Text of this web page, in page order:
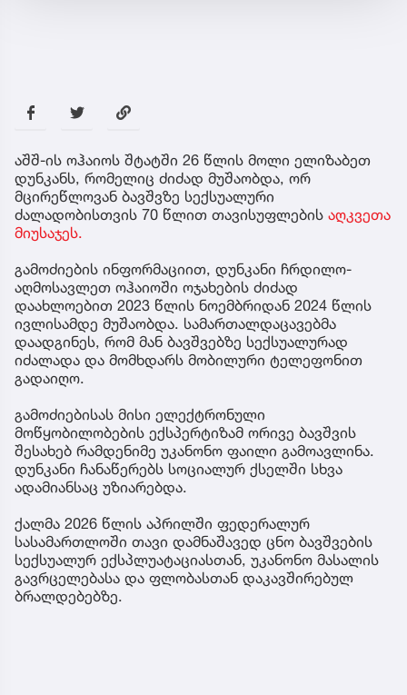
აშშ-ის ოჰაიოს შტატში 26 წლის მოლი ელიზაბეთ
დუნკანს, რომელიც ძიძად მუშაობდა, ორ
მცირეწლოვან ბავშვზე სექსუალური
ძალადობისთვის 70 წლით თავისუფლების აღკვეთა
მიუსაჯეს.
გამოძიების ინფორმაციით, დუნკანი ჩრდილო-
აღმოსავლეთ ოჰაიოში ოჯახების ძიძად
დაახლოებით 2023 წლის ნოემბრიდან 2024 წლის
ივლისამდე მუშაობდა. სამართალდაცავებმა
დაადგინეს, რომ მან ბავშვებზე სექსუალურად
იძალადა და მომხდარს მობილური ტელეფონით
გადაიღო.
გამოძიებისას მისი ელექტრონული
მოწყობილობების ექსპერტიზამ ორივე ბავშვის
შესახებ რამდენიმე უკანონო ფაილი გამოავლინა.
დუნკანი ჩანაწერებს სოციალურ ქსელში სხვა
ადამიანსაც უზიარებდა.
ქალმა 2026 წლის აპრილში ფედერალურ
სასამართლოში თავი დამნაშავედ ცნო ბავშვების
სექსუალურ ექსპლუატაციასთან, უკანონო მასალის
გავრცელებასა და ფლობასთან დაკავშირებულ
ბრალდებებზე.